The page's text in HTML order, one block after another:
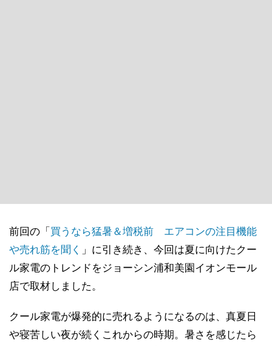
前回の「 買うなら猛暑＆増税前 エアコンの注目機能
や売れ筋を聞く 」に引き続き、今回は夏に向けたクー
ル家電のトレンドをジョーシン浦和美園イオンモール
店で取材しました。
クール家電が爆発的に売れるようになるのは、真夏日
や寝苦しい夜が続くこれからの時期。暑さを感じたら